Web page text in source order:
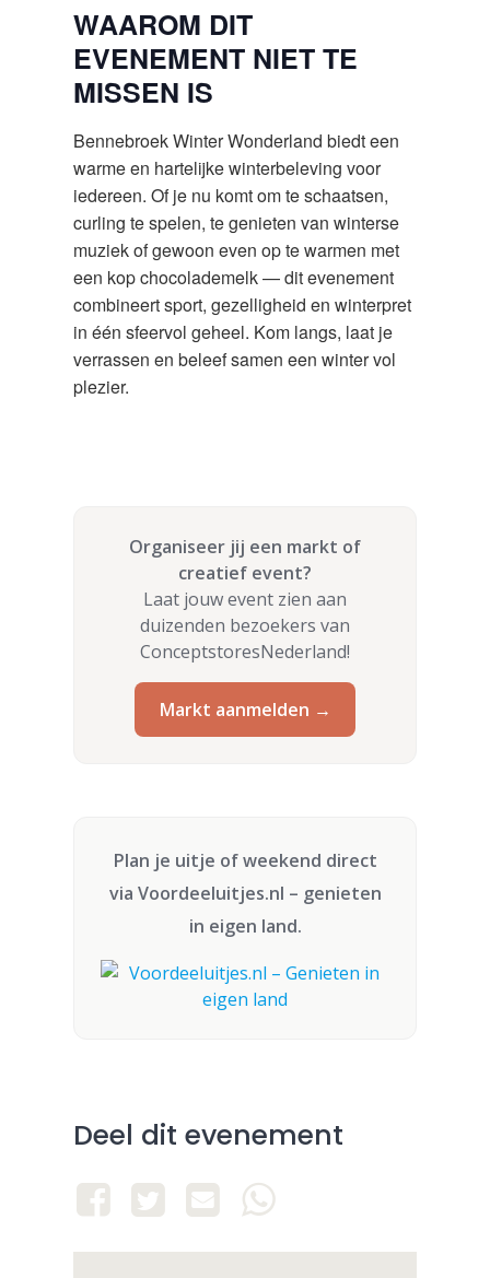
WAAROM DIT
EVENEMENT NIET TE
MISSEN IS
Bennebroek Winter Wonderland biedt een
warme en hartelijke winterbeleving voor
iedereen. Of je nu komt om te schaatsen,
curling te spelen, te genieten van winterse
muziek of gewoon even op te warmen met
een kop chocolademelk — dit evenement
combineert sport, gezelligheid en winterpret
in één sfeervol geheel. Kom langs, laat je
verrassen en beleef samen een winter vol
plezier.
Organiseer jij een markt of
creatief event?
Laat jouw event zien aan
duizenden bezoekers van
ConceptstoresNederland!
Markt aanmelden →
Plan je uitje of weekend direct
via Voordeeluitjes.nl – genieten
in eigen land.
Deel dit evenement